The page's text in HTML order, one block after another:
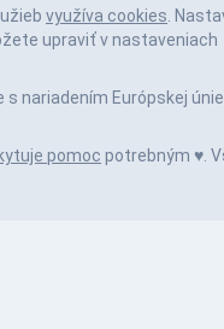
využíva cookies.
upraviť v nastaveniach
nariadením Európskej únie
pomoc potrebným ♥️.